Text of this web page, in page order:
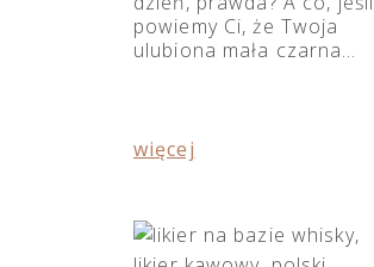
powiemy Ci, że Twoja
ulubiona mała czarna…
więcej